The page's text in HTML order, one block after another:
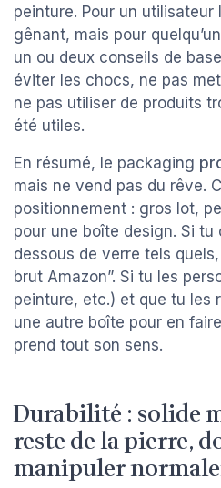
peinture. Pour un utilisateur
gênant, mais pour
un ou deux conseils de
éviter les chocs, ne pas
ne pas utiliser de produits
été utiles.
En résumé, le packaging
mais ne vend pas du rêve.
positionnement : gros lot,
pour une boîte design. Si
dessous de verre tels
brut Amazon”. Si tu les
peinture, etc.) et que tu les
une autre boîte pour en
prend tout son sens.
Durabilité : solide
reste de la pierre,
manipuler